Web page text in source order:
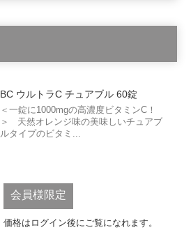
BC ウルトラC チュアブル 60錠
＜一錠に1000mgの高濃度ビタミンC！
＞ 天然オレンジ味の美味しいチュアブ
ルタイプのビタミ...
会員様限定
価格はログイン後にご覧になれます。